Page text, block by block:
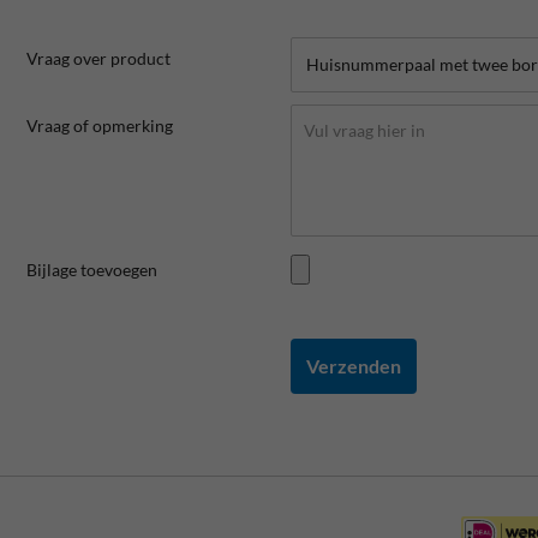
Vraag over product
Vraag of opmerking
Bijlage toevoegen
Verzenden